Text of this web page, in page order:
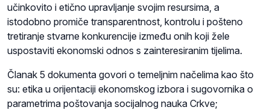
učinkovito i etično upravljanje svojim resursima, a
istodobno promiče transparentnost, kontrolu i pošteno
tretiranje stvarne konkurencije između onih koji žele
uspostaviti ekonomski odnos s zainteresiranim tijelima.
Članak 5 dokumenta govori o temeljnim načelima kao što
su: etika u orijentaciji ekonomskog izbora i sugovornika o
parametrima poštovanja socijalnog nauka Crkve;